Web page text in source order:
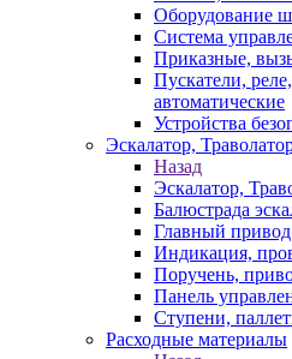
Оборудование
Система
Приказные,
Пускатели,
автоматические
Устройства
Эскалатор,
Назад
Эскалатор,
Балюстрада
Главный привод
Индикация,
Поручень,
Панель
Ступени,
Расходные материалы